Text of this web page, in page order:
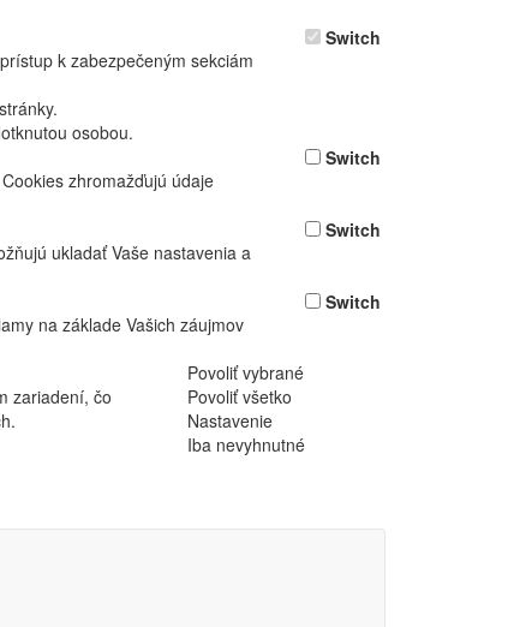
k zabezpečeným sekciám
osobou.
Switch
zhromažďujú údaje
Switch
ukladať Vaše nastavenia a
Switch
na základe Vašich záujmov
Switch
Povoliť vybrané
zariadení, čo
Povoliť všetko
Nastavenie
Iba nevyhnutné